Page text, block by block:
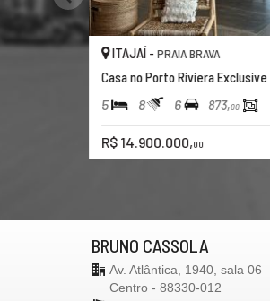
ITAJAÍ - PRAIA BRAVA
Casa no Porto Riviera Exclusive
6 873,
R$ 14.900.000, 00
BRUNO CASSOLA
Av. Atlântica, 1940, sala 06
Centro - 88330-012